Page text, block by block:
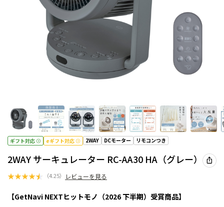
ギフト対応 eギフト対応 2WAY DCモーター リモコンつき
2WAY サーキュレーター RC-AA30 HA（グレー）
★★★★★ （4.25） レビューを見る
【GetNavi NEXTヒットモノ（2026 下半期）受賞商品】